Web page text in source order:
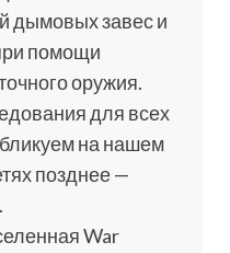
дымовых завес и
помощи
оружия.
для всех
на нашем
позднее —
War